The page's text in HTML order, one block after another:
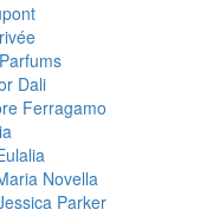
Dali
Ferragamo
Novella
Parker